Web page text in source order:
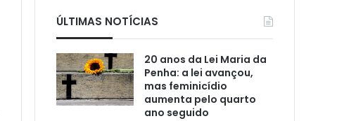
ÚLTIMAS NOTÍCIAS
20 anos da Lei Maria da
Penha: a lei avançou,
mas feminicídio
aumenta pelo quarto
ano seguido